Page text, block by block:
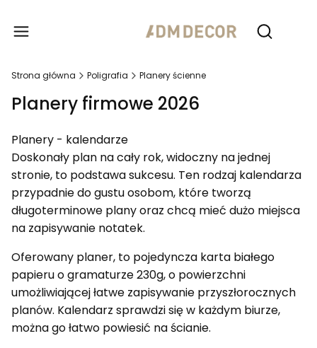
Otwórz
Strona główna Poligrafia Planery ścienne
Planery firmowe 2026
Planery - kalendarze
Doskonały plan na cały rok, widoczny na jednej
stronie, to podstawa sukcesu. Ten rodzaj kalendarza
przypadnie do gustu osobom, które tworzą
długoterminowe plany oraz chcą mieć dużo miejsca
na zapisywanie notatek.
Oferowany planer, to pojedyncza karta białego
papieru o gramaturze 230g, o powierzchni
umożliwiającej łatwe zapisywanie przyszłorocznych
planów. Kalendarz sprawdzi się w każdym biurze,
można go łatwo powiesić na ścianie.